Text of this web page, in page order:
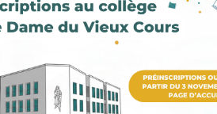
Maternelle Vie